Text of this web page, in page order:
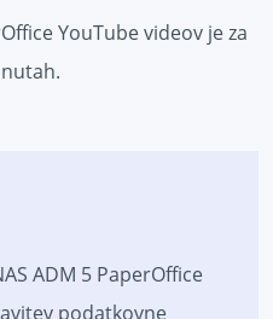
YouTube videov je za
ADM 5 PaperOffice
podatkovne